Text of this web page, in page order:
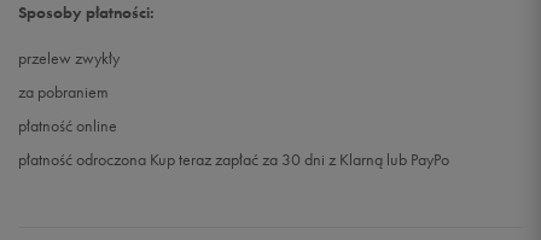
Sposoby płatności:
przelew zwykły
za pobraniem
płatność online
płatność odroczona Kup teraz zapłać za 30 dni z Klarną lub PayPo